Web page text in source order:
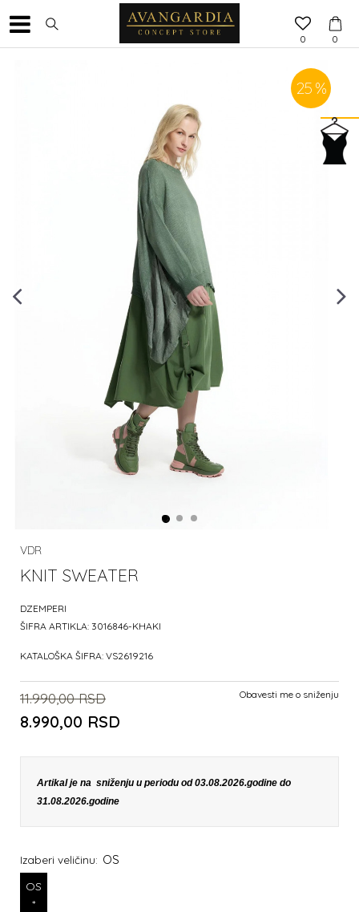
0
0
25 %
VDR
KNIT SWEATER
DZEMPERI
ŠIFRA ARTIKLA: 3016846-KHAKI
KATALOŠKA ŠIFRA: VS2619216
11.990,00 RSD
8.990,00 RSD
Obavesti me o sniženju
Artikal je na sniženju u periodu od 03.08.2026.godine do
31.08.2026.godine
Izaberi veličinu: OS
OS
*